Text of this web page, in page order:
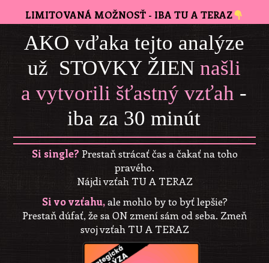
LIMITOVANÁ MOŽNOSŤ - IBA TU A TERAZ
AKO vďaka tejto analýze
už STOVKY ŽIEN našli
a vytvorili šťastný vzťah -
iba za 30 minút
Si single? Prestaň strácať čas a čakať na toho
pravého.
Nájdi vzťah TU A TERAZ
Si vo vzťahu,ale mohlo by to byť lepšie?
Prestaň dúfať, že sa ON zmení sám od seba. Zmeň
svoj vzťah TU A TERAZ